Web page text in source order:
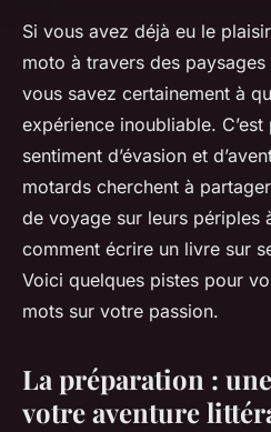
Si vous avez déjà eu le
moto à travers des
vous savez certainement à
expérience inoubliable.
sentiment d’évasion et
motards cherchent à
de voyage sur leurs périples
comment écrire un livre sur
Voici quelques pistes pour
mots sur votre passion.
La préparation :
votre aventure